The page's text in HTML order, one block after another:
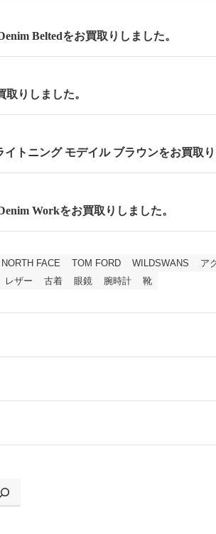
Beltedをお買取りしました。
りしました。
トニング モデイル ブラウンをお買取り
Workをお買取りしました。
FACE TOM FORD WILDSWANS ア
レザー 古着 眼鏡 腕時計 靴
選びいただけます。